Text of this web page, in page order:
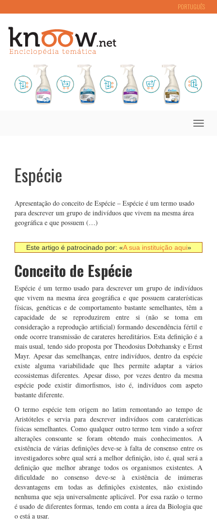
PORTUGUÊS
Toggle
Espécie
Apresentação do conceito de Espécie – Espécie é um termo usado
para descrever um grupo de indivíduos que vivem na mesma área
geográfica e que possuem (…)
Este artigo é patrocinado por: «A sua instituição aqui»
Conceito de Espécie
Espécie é um termo usado para descrever um grupo de indivíduos
que vivem na mesma área geográfica e que possuem caraterísticas
físicas, genéticas e de comportamento bastante semelhantes, têm a
capacidade de se reproduzirem entre si (não se toma em
consideração a reprodução artificial) formando descendência fértil e
onde ocorre transmissão de carateres hereditários. Esta definição é a
mais usual, tendo sido proposta por Theodosius Dobzhansky e Ernst
Mayr. Apesar das semelhanças, entre indivíduos, dentro da espécie
existe alguma variabilidade que lhes permite adaptar a vários
ecossistemas diferentes. Apesar disso, por vezes dentro da mesma
espécie pode existir dimorfismos, isto é, indivíduos com aspeto
bastante diferente.
O termo espécie tem origem no latim remontando ao tempo de
Aristóteles e servia para descrever indivíduos com caraterísticas
físicas semelhantes. Como qualquer outro termo tem vindo a sofrer
alterações consoante se foram obtendo mais conhecimentos. A
existência de várias definições deve-se à falta de consenso entre os
investigadores sobre qual será a melhor definição, isto é, qual será a
definição que melhor abrange todos os organismos existentes. A
dificuldade no consenso deve-se à existência de inúmeras
desvantagens em todas as definições existentes, não existindo
nenhuma que seja universalmente aplicável. Por essa razão o termo
é usado de diferentes formas, tendo em conta a área da Biologia que
o está a usar.